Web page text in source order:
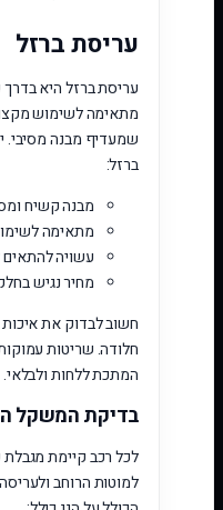
עריסת ברזל
עריסת ברזל היא בדרך
מתאימה לשימוש
שמעדיף מבנה מסיבי.
ברזל:
מבנה קשיח
מתאימה
עשויה להתאים
מחיר נגיש
חשוב לבדוק את
חלודה. שריטות
המתכת ללחות ולבלאי.
בדיקת המשקל
לכל רכב קיימת מגבלת
למוטות הרוחב